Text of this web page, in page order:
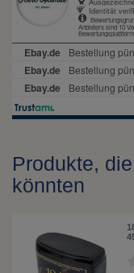
Produkte,
könnten